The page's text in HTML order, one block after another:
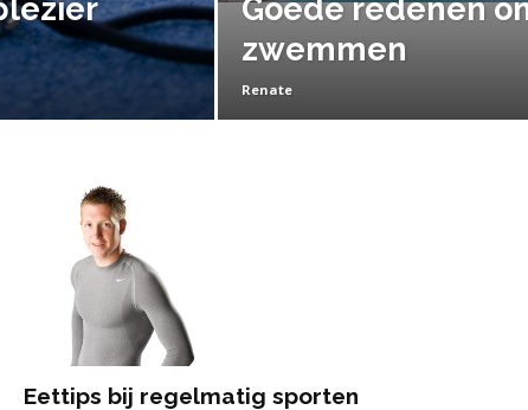
Goede redenen
zwemmen
Renate
Eettips bij regelmatig sporten